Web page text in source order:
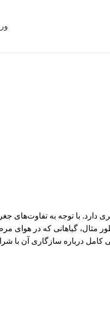
با توجه به تفاوت‌های
مثال، گیاهانی که در
کامل درباره سازگاری آن با